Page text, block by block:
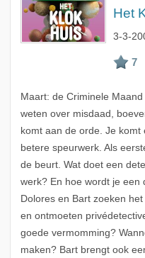
Het
3-3-
Maart: de Criminele
weten over misdaad,
komt aan de orde. Je
betere speurwerk. Als
de beurt. Wat doet een
werk? En hoe wordt je een
Dolores en Bart zoeken
en ontmoeten
goede vermomming?
maken? Bart brengt ook